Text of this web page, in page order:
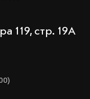
119, стр. 19А